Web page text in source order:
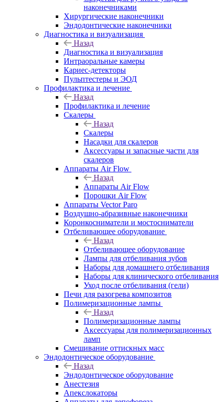
наконечниками
Хирургические наконечники
Эндодонтические наконечники
Диагностика и визуализация
Назад
Диагностика и визуализация
Интраоральные камеры
Кариес-детекторы
Пульптестеры и ЭОД
Профилактика и лечение
Назад
Профилактика и лечение
Скалеры
Назад
Скалеры
Насадки для скалеров
Аксессуары и запасные части для
скалеров
Аппараты Air Flow
Назад
Аппараты Air Flow
Порошки Air Flow
Аппараты Vector Paro
Воздушно-абразивные наконечники
Коронкосниматели и мостосниматели
Отбеливающее оборудование
Назад
Отбеливающее оборудование
Лампы для отбеливания зубов
Наборы для домашнего отбеливания
Наборы для клинического отбеливания
Уход после отбеливания (гели)
Печи для разогрева композитов
Полимеризационные лампы
Назад
Полимеризационные лампы
Аксессуары для полимеризационных
ламп
Смешивание оттискных масс
Эндодонтическое оборудование
Назад
Эндодонтическое оборудование
Анестезия
Апекслокаторы